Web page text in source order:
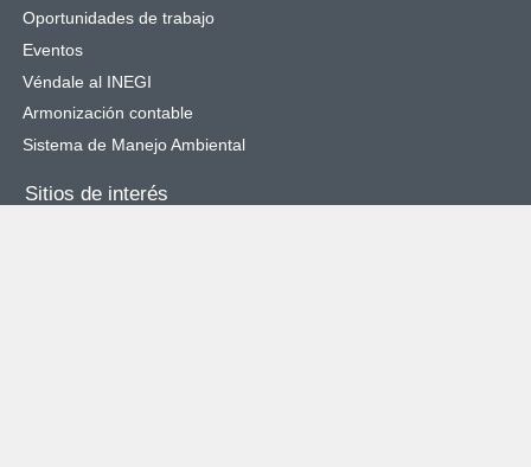
Oportunidades de trabajo
Eventos
Véndale al INEGI
Armonización contable
Sistema de Manejo Ambiental
Sitios de interés